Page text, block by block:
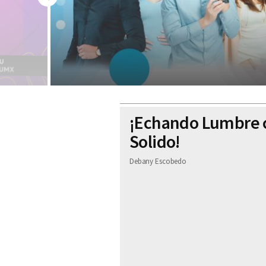
¡Echando Lumbre
Solido!
Debany Escobedo